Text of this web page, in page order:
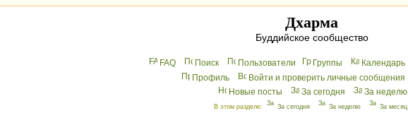
Дхарма
Буддийское сообщество
FAQ Поиск Пользователи Группы Календарь
Профиль
Войти и проверить личные сообщения
Новые посты
За сегодня За неделю
В этом разделе: За сегодня За неделю За месяц